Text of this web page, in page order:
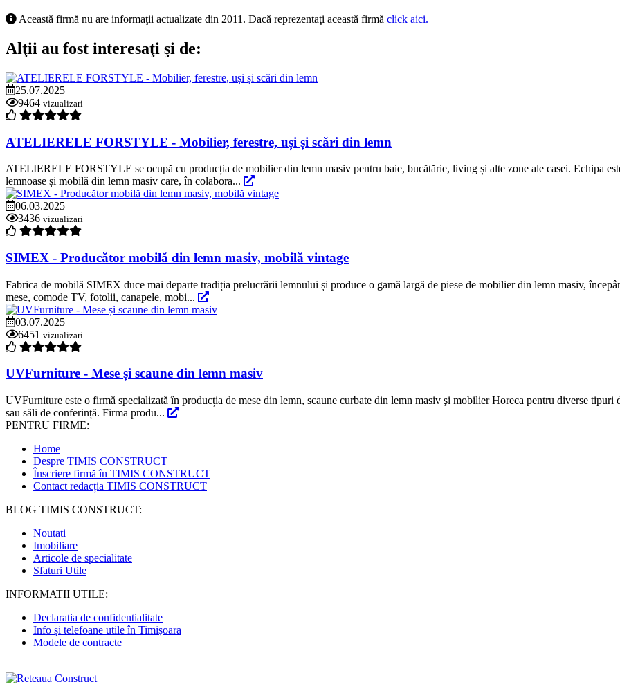
Această firmă nu are informaţii actualizate din 2011. Dacă reprezentaţi această firmă click aici.
Alţii au fost interesaţi şi de:
25.07.2025
9464 vizualizari
ATELIERELE FORSTYLE - Mobilier, ferestre, uși și scări din lemn
ATELIERELE FORSTYLE se ocupă cu producția de mobilier din lemn masiv pentru baie, bucătărie, living și alte zone ale casei. Echipa
lemnoase și mobilă din lemn masiv care, în colabora...
06.03.2025
3436 vizualizari
SIMEX - Producător mobilă din lemn masiv, mobilă vintage
Fabrica de mobilă SIMEX duce mai departe tradiția prelucrării lemnului și produce o gamă largă de piese de mobilier din lemn masiv,
mese, comode TV, fotolii, canapele, mobi...
03.07.2025
6451 vizualizari
UVFurniture - Mese și scaune din lemn masiv
UVFurniture este o firmă specializată în producția de mese din lemn, scaune curbate din lemn masiv şi mobilier Horeca pentru diverse tipuri
sau săli de conferință. Firma produ...
PENTRU FIRME:
Home
Despre TIMIS CONSTRUCT
Înscriere firmă în TIMIS CONSTRUCT
Contact redacția TIMIS CONSTRUCT
BLOG TIMIS CONSTRUCT:
Noutati
Imobiliare
Articole de specialitate
Sfaturi Utile
INFORMATII UTILE:
Declaratia de confidentialitate
Info și telefoane utile în Timișoara
Modele de contracte